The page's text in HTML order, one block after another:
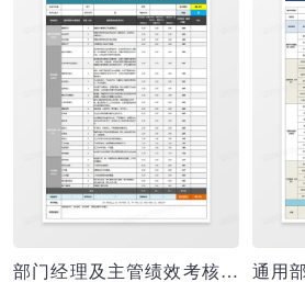
部门经理及主管绩效考核表excel模版